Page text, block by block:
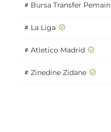
# Bursa Transfer Pemain
# La Liga
# Atletico Madrid
# Zinedine Zidane